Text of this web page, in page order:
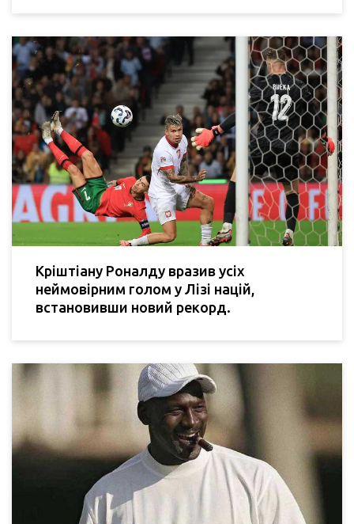
Кріштіану Роналду вразив усіх
неймовірним голом у Лізі націй,
встановивши новий рекорд.